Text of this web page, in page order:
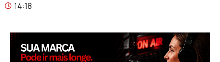
14:18